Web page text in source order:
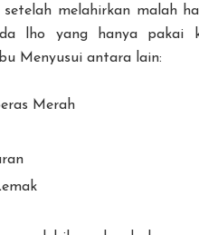
setelah melahirkan malah
lho yang hanya pakai
Menyusui antara lain:
Merah